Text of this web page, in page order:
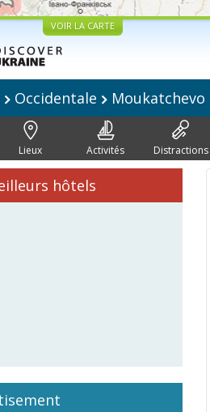
VOIR LA CARTE
Occidentale Moukatchevo
Lieux Activités Distractions
hôtels